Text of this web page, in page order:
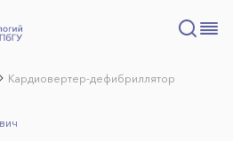
Кардиовертер-дефибриллятор